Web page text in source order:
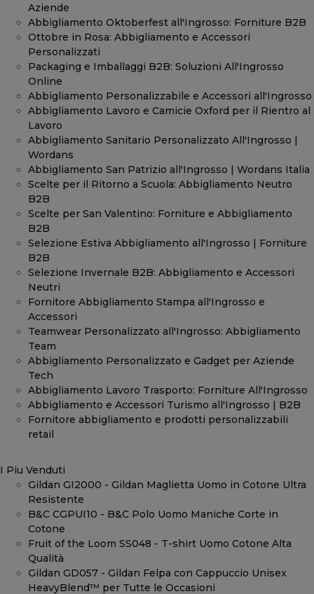
Aziende
Abbigliamento Oktoberfest all'Ingrosso: Forniture B2B
Ottobre in Rosa: Abbigliamento e Accessori
Personalizzati
Packaging e Imballaggi B2B: Soluzioni All'Ingrosso
Online
Abbigliamento Personalizzabile e Accessori all'Ingrosso
Abbigliamento Lavoro e Camicie Oxford per il Rientro al
Lavoro
Abbigliamento Sanitario Personalizzato All'Ingrosso |
Wordans
Abbigliamento San Patrizio all'Ingrosso | Wordans Italia
Scelte per il Ritorno a Scuola: Abbigliamento Neutro
B2B
Scelte per San Valentino: Forniture e Abbigliamento
B2B
Selezione Estiva Abbigliamento all'Ingrosso | Forniture
B2B
Selezione Invernale B2B: Abbigliamento e Accessori
Neutri
Fornitore Abbigliamento Stampa all'Ingrosso e
Accessori
Teamwear Personalizzato all'Ingrosso: Abbigliamento
Team
Abbigliamento Personalizzato e Gadget per Aziende
Tech
Abbigliamento Lavoro Trasporto: Forniture All'Ingrosso
Abbigliamento e Accessori Turismo all'Ingrosso | B2B
Fornitore abbigliamento e prodotti personalizzabili
retail
I Piu Venduti
Gildan GI2000 - Gildan Maglietta Uomo in Cotone Ultra
Resistente
B&C CGPUI10 - B&C Polo Uomo Maniche Corte in
Cotone
Fruit of the Loom SS048 - T-shirt Uomo Cotone Alta
Qualità
Gildan GD057 - Gildan Felpa con Cappuccio Unisex
HeavyBlend™ per Tutte le Occasioni